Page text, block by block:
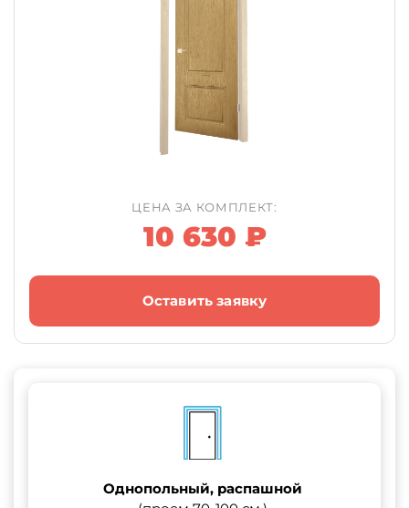
ЦЕНА ЗА КОМПЛЕКТ:
10 630 ₽
Оставить заявку
Однопольный, распашной